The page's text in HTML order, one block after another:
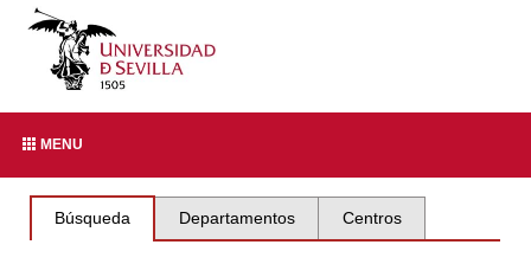
MENU
Búsqueda Departamentos Centros